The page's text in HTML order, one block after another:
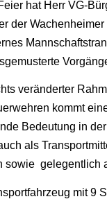
hat Herr VG-
der
veränderter
kommt
Bedeutung in
als
sowie gelegentlich
mit 9